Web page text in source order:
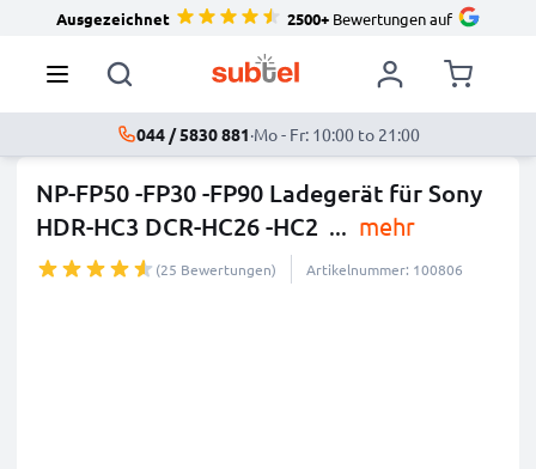
Ausgezeichnet 2500+Bewertungen auf
044 / 5830 881·Mo - Fr: 10:00 to 21:00
NP-FP50 -FP30 -FP90 Ladegerät für Sony
HDR-HC3 DCR-HC26 -HC2 ... mehr
(25 Bewertungen) Artikelnummer: 100806